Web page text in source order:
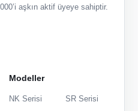
aşkın aktif üyeye sahiptir.
Modeller
NK Serisi
SR Serisi